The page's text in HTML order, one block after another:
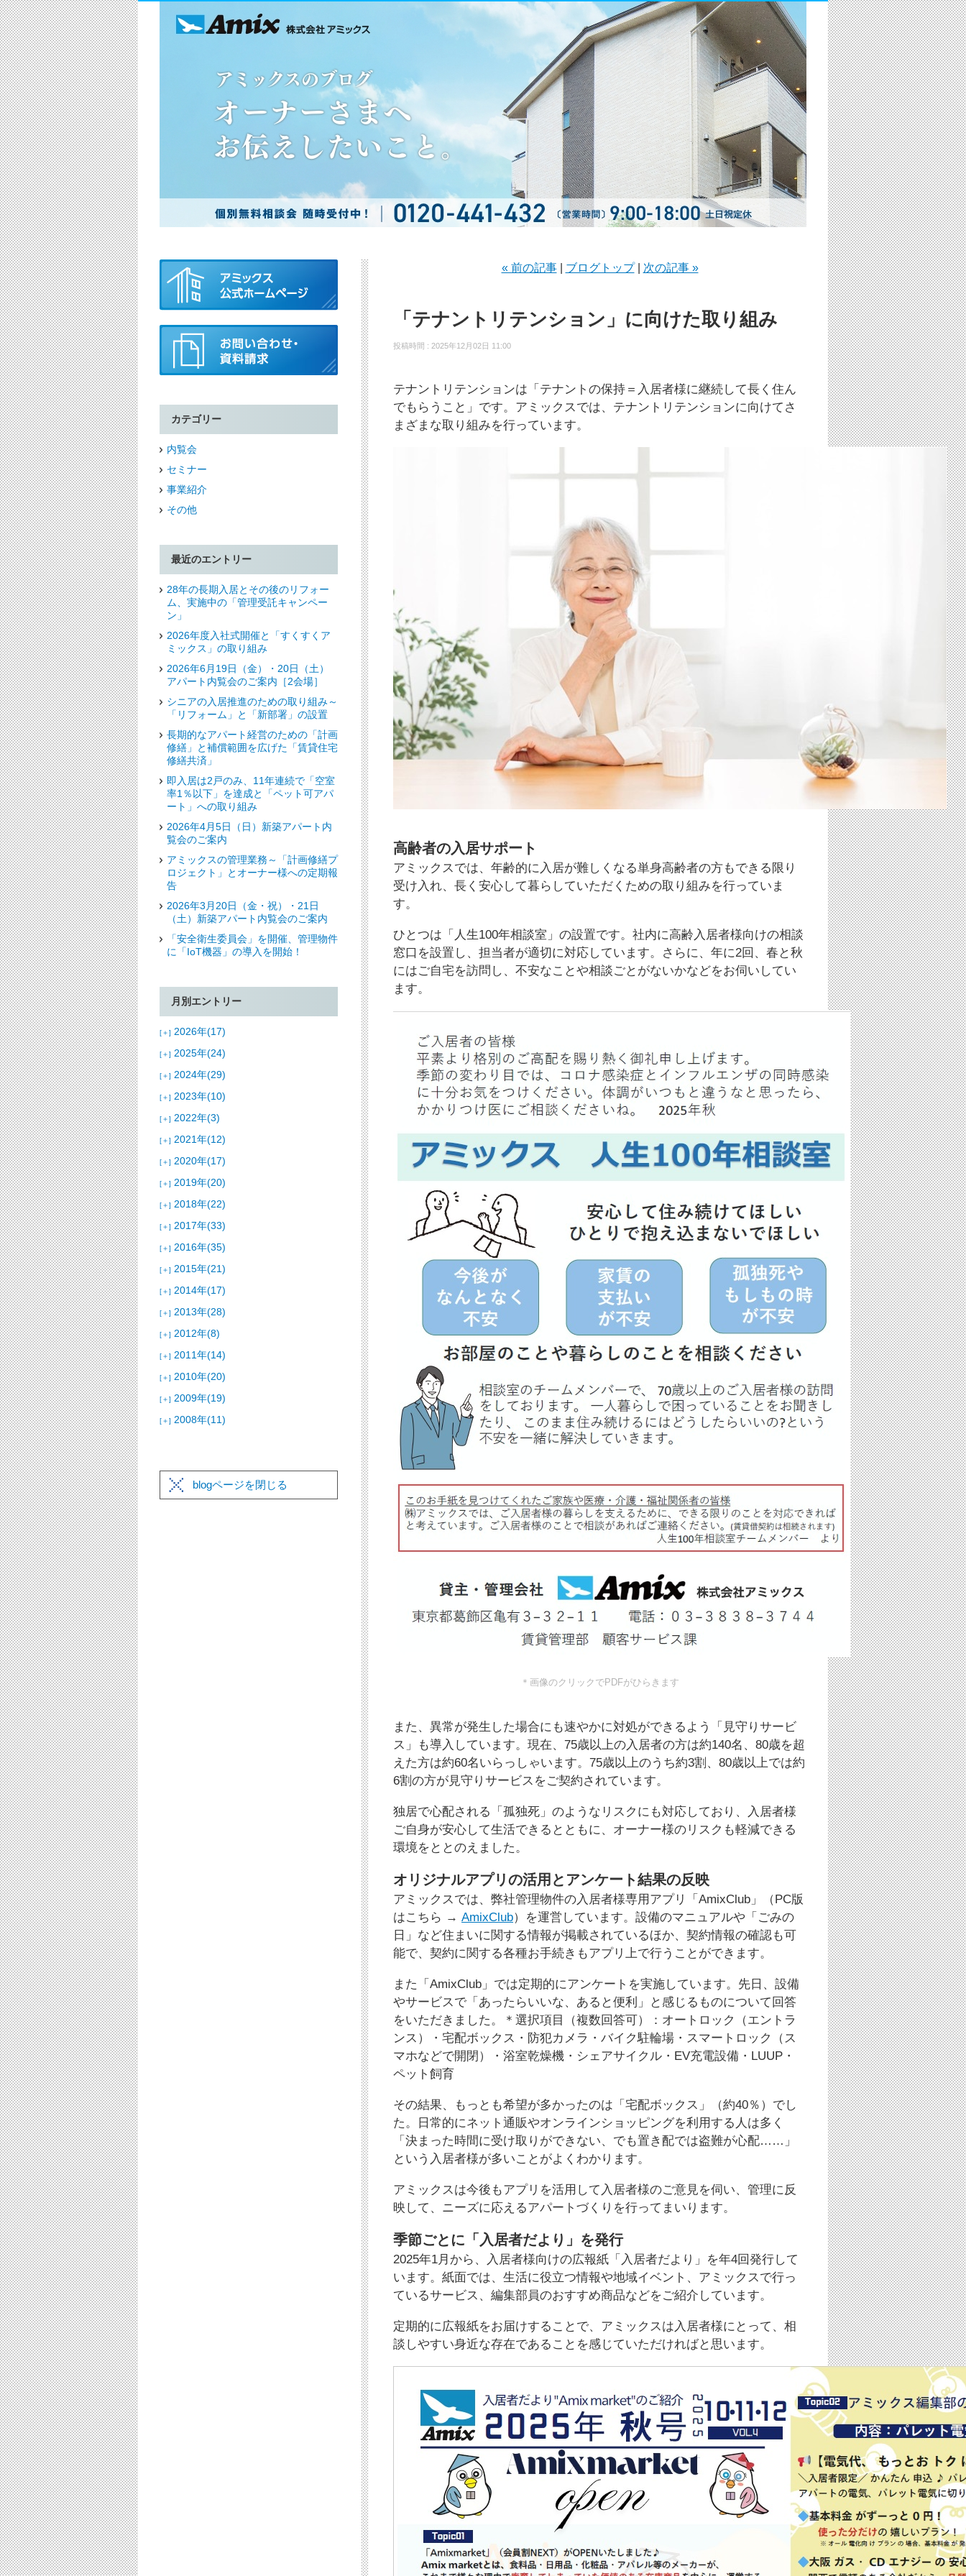
« 前の記事| ブログトップ| 次の記事 »
「テナントリテンション」に向けた取り組み
投稿時間 : 2025年12月02日 11:00
テナントリテンションは「テナントの保持＝入居者様に継続して長く住ん
でもらうこと」です。アミックスでは、テナントリテンションに向けてさ
まざまな取り組みを行っています。
高齢者の入居サポート
アミックスでは、年齢的に入居が難しくなる単身高齢者の方もできる限り
受け入れ、長く安心して暮らしていただくための取り組みを行っていま
す。
ひとつは「人生100年相談室」の設置です。社内に高齢入居者様向けの相談
窓口を設置し、担当者が適切に対応しています。さらに、年に2回、春と秋
にはご自宅を訪問し、不安なことや相談ごとがないかなどをお伺いしてい
ます。
＊画像のクリックでPDFがひらきます
また、異常が発生した場合にも速やかに対処ができるよう「見守りサービ
ス」も導入しています。現在、75歳以上の入居者の方は約140名、80歳を超
えた方は約60名いらっしゃいます。75歳以上のうち約3割、80歳以上では約
6割の方が見守りサービスをご契約されています。
独居で心配される「孤独死」のようなリスクにも対応しており、入居者様
ご自身が安心して生活できるとともに、オーナー様のリスクも軽減できる
環境をととのえました。
オリジナルアプリの活用とアンケート結果の反映
アミックスでは、弊社管理物件の入居者様専用アプリ「AmixClub」（PC版
はこちら → AmixClub）を運営しています。設備のマニュアルや「ごみの
日」など住まいに関する情報が掲載されているほか、契約情報の確認も可
能で、契約に関する各種お手続きもアプリ上で行うことができます。
また「AmixClub」では定期的にアンケートを実施しています。先日、設備
やサービスで「あったらいいな、あると便利」と感じるものについて回答
をいただきました。＊選択項目（複数回答可）：オートロック（エントラ
ンス）・宅配ボックス・防犯カメラ・バイク駐輪場・スマートロック（ス
マホなどで開閉）・浴室乾燥機・シェアサイクル・EV充電設備・LUUP・
ペット飼育
その結果、もっとも希望が多かったのは「宅配ボックス」（約40％）でし
た。日常的にネット通販やオンラインショッピングを利用する人は多く
「決まった時間に受け取りができない、でも置き配では盗難が心配……」
という入居者様が多いことがよくわかります。
アミックスは今後もアプリを活用して入居者様のご意見を伺い、管理に反
映して、ニーズに応えるアパートづくりを行ってまいります。
季節ごとに「入居者だより」を発行
2025年1月から、入居者様向けの広報紙「入居者だより」を年4回発行して
います。紙面では、生活に役立つ情報や地域イベント、アミックスで行っ
ているサービス、編集部員のおすすめ商品などをご紹介しています。
定期的に広報紙をお届けすることで、アミックスは入居者様にとって、相
談しやすい身近な存在であることを感じていただければと思います。
カテゴリー
内覧会
セミナー
事業紹介
その他
最近のエントリー
28年の長期入居とその後のリフォー
ム、実施中の「管理受託キャンペー
ン」
2026年度入社式開催と「すくすくア
ミックス」の取り組み
2026年6月19日（金）・20日（土）
アパート内覧会のご案内［2会場］
シニアの入居推進のための取り組み～
「リフォーム」と「新部署」の設置
長期的なアパート経営のための「計画
修繕」と補償範囲を広げた「賃貸住宅
修繕共済」
即入居は2戸のみ、11年連続で「空室
率1％以下」を達成と「ペット可アパ
ート」への取り組み
2026年4月5日（日）新築アパート内
覧会のご案内
アミックスの管理業務～「計画修繕プ
ロジェクト」とオーナー様への定期報
告
2026年3月20日（金・祝）・21日
（土）新築アパート内覧会のご案内
「安全衛生委員会」を開催、管理物件
に「IoT機器」の導入を開始！
月別エントリー
[＋] 2026年(17)
[＋] 2025年(24)
[＋] 2024年(29)
[＋] 2023年(10)
[＋] 2022年(3)
[＋] 2021年(12)
[＋] 2020年(17)
[＋] 2019年(20)
[＋] 2018年(22)
[＋] 2017年(33)
[＋] 2016年(35)
[＋] 2015年(21)
[＋] 2014年(17)
[＋] 2013年(28)
[＋] 2012年(8)
[＋] 2011年(14)
[＋] 2010年(20)
[＋] 2009年(19)
[＋] 2008年(11)
blogページを閉じる